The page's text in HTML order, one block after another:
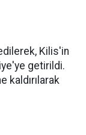
Kilis'in
getirildi.
kaldırılarak